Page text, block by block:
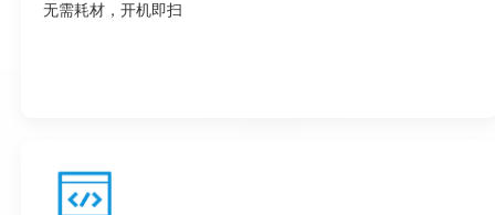
无需耗材，开机即扫